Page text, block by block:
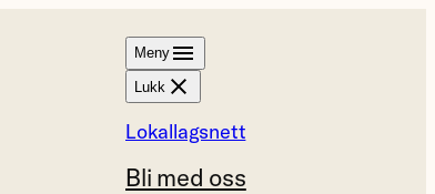
Meny
Lukk
Lokallagsnett
Bli med oss